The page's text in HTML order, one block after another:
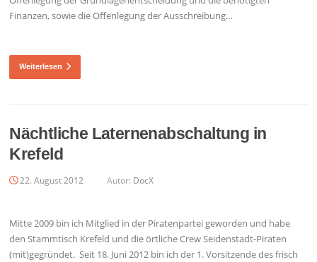
Finanzen, sowie die Offenlegung der Ausschreibung…
Weiterlesen
Nächtliche Laternenabschaltung in
Krefeld
22. August 2012 Autor: DocX
Mitte 2009 bin ich Mitglied in der Piratenpartei geworden und habe
den Stammtisch Krefeld und die örtliche Crew Seidenstadt-Piraten
(mit)gegründet. Seit 18. Juni 2012 bin ich der 1. Vorsitzende des frisch